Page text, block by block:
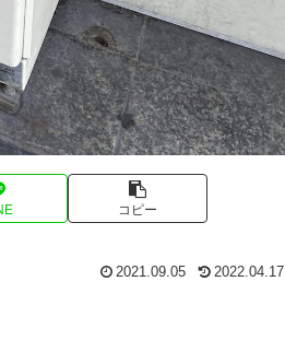
コピー
2021.09.05 2022.04.17